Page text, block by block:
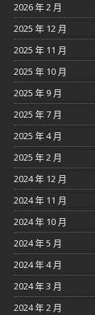
2026 年 2 月
2025 年 12 月
2025 年 11 月
2025 年 10 月
2025 年 9 月
2025 年 7 月
2025 年 4 月
2025 年 2 月
2024 年 12 月
2024 年 11 月
2024 年 10 月
2024 年 5 月
2024 年 4 月
2024 年 3 月
2024 年 2 月